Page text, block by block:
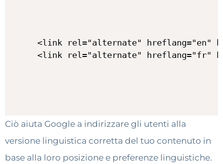
<link rel="alternate" hreflang="en"
<link rel="alternate" hreflang="fr"
Ciò aiuta Google a indirizzare gli utenti alla
versione linguistica corretta del tuo contenuto in
base alla loro posizione e preferenze linguistiche.